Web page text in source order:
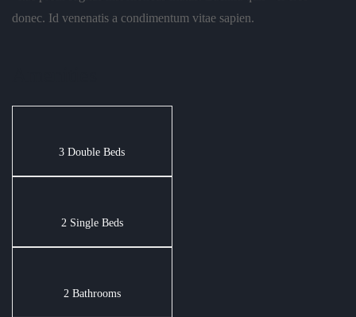
donec. Id venenatis a condimentum vitae sapien.
3 Double Beds
2 Single Beds
2 Bathrooms